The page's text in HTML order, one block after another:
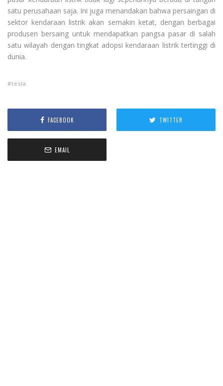
satu perusahaan saja. Ini juga menandakan bahwa persaingan di
sektor kendaraan listrik akan semakin ketat, dengan berbagai
produsen bersaing untuk mendapatkan pangsa pasar di salah
satu wilayah dengan tingkat adopsi kendaraan listrik tertinggi di
dunia.
tesla
FACEBOOK TWITTER
EMAIL